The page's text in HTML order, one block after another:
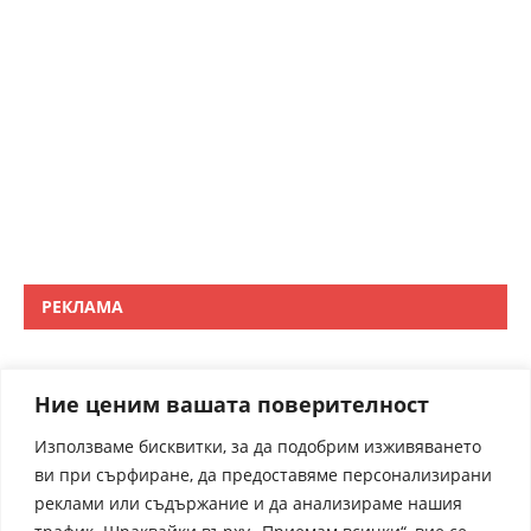
Ние ценим вашата поверителност
Използваме бисквитки, за да подобрим изживяването
ви при сърфиране, да предоставяме персонализирани
реклами или съдържание и да анализираме нашия
РЕКЛАМА